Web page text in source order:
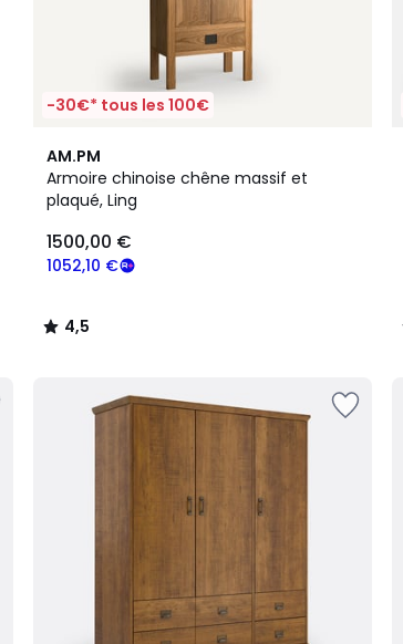
-30€* tous les 100€
AM.PM
Armoire chinoise chêne massif et
plaqué, Ling
1052,10 €
1500,00 €
4,5
/ 5
4,5
/